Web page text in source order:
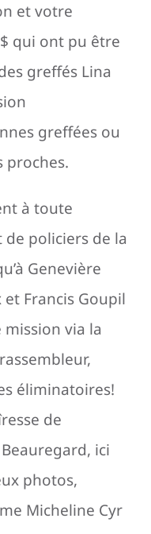
et votre
qui ont pu être
greffés Lina
greffées ou
proches.
à toute
de policiers de la
Genevière
et Francis Goupil
via la
éliminatoires!
de
ici
photos,
Micheline Cyr